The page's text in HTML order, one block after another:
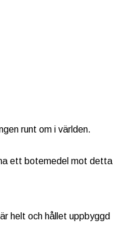
runt om i världen.
ett botemedel mot detta
helt och hållet uppbyggd